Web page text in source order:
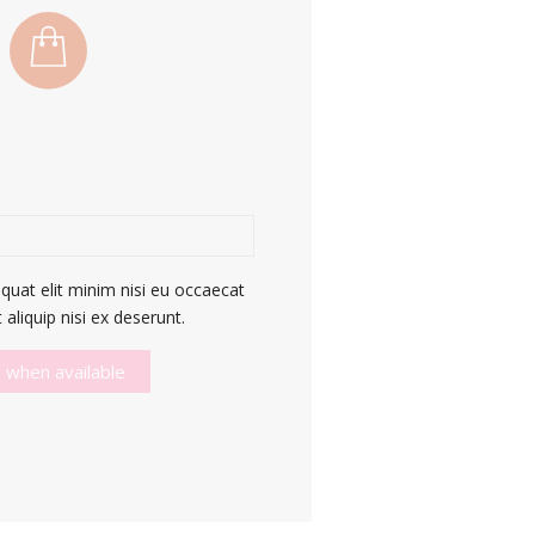
elit minim nisi eu occaecat
nisi ex deserunt.
available